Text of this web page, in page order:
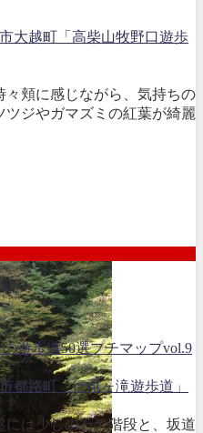
大越町「高柴山牧野口遊歩
頬に感じながら、気持ちの
ジやガマズミの紅葉が綺麗
遊歩道50選プチマップvol.9
都路町「行司ヶ滝遊歩道」
には少しの石の階段と、坂道